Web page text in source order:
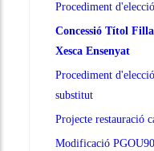
Procediment
Concessió Títol
Xesca Ensenyat
Procediment
substitut
Projecte restauració
Modificació